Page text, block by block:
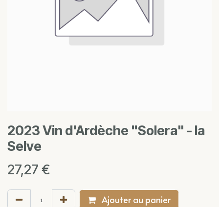
2023 Vin d'Ardèche "Solera" - la
Selve
27,27 €
Ajouter au panier